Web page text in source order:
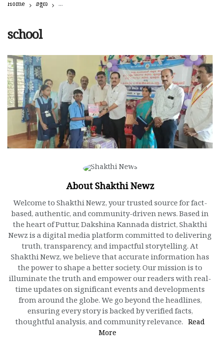
Home ಶಿಕ್ಷಣ ತಾಲೂಕು ಮಟ್ಟದ ಶಾಲಾ ಪ್ರಾರಂಭೋತ್ಸವ | ಅಧಿಕಾರಿ, ಜನಪ್ರತಿನಿಧಿಗಳಿಗಾಗಿ
school
About Shakthi Newz
Welcome to Shakthi Newz, your trusted source for fact-
based, authentic, and community-driven news. Based in
the heart of Puttur, Dakshina Kannada district, Shakthi
Newz is a digital media platform committed to delivering
truth, transparency, and impactful storytelling. At
Shakthi Newz, we believe that accurate information has
the power to shape a better society. Our mission is to
illuminate the truth and empower our readers with real-
time updates on significant events and developments
from around the globe. We go beyond the headlines,
ensuring every story is backed by verified facts,
thoughtful analysis, and community relevance. Read
More